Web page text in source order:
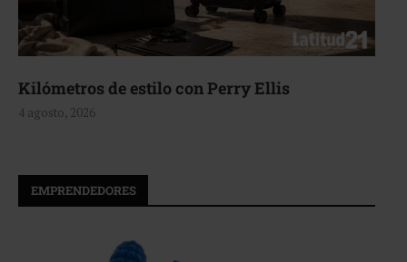
Kilómetros de estilo con Perry Ellis
4 agosto, 2026
EMPRENDEDORES